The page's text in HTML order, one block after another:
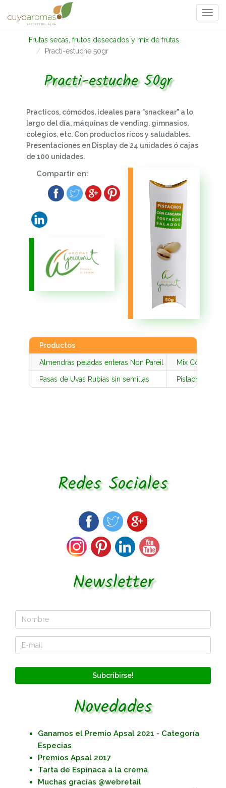
Frutas secas, frutos desecados y mix de frutas
Practi-estuche 50gr
Practi-estuche 50gr
Practicos, cómodos, ideales para "snackear" a lo
largo del día, máquinas de vending, gimnasios,
colegios, etc. Con productos ricos y saludables.
Presentaciones en Display de 24 unidades ó cajas
de 100 unidades.
Compartir en:
Productos
Almendras peladas enteras Non Pareil Mix Copetín
Pasas de Uvas Rubias sin semillas Pistachos con
Redes Sociales
Newsletter
Subcribirse!
Novedades
Ganamos el Premio Apsal 2021 - Categoría
Especias
Premios Apsal 2017
Tarta de Espinaca a la crema
Muchas gracias @webretail